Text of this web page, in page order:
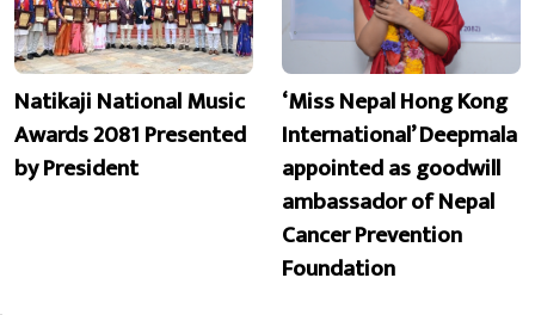
Natikaji National Music
Awards 2081 Presented
by President
‘Miss Nepal Hong Kong
International’ Deepmala
appointed as goodwill
ambassador of Nepal
Cancer Prevention
Foundation